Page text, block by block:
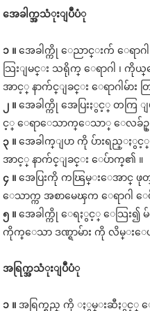
အေခါက္အသံုးျပဳပံု
၁ ။အေခါက္ကို ေညာင္းက် ေရာဂါ
သြးျမင္း သရိုက္ ေရာဂါ ၊
အာင့္ နာက်င္ျခင္း ေရာဂါမ်ား
၂ ။ အေခါက္ကို အေပြးႏွင့္ တကြ ျ
င့္ ေရာေသာက္ေသာ္ ေလခ်ဥ္
၃ ။အေခါက္ျပာ ကို ပ်ားရည္
အာင့္ နာက်င္ျခင္း ေပ်ာက္၏ ။
၄ ။ အေပြးကို ကၽြမ္းေအာင္ ဖု
ေသာက္က အစာမေၾက ေရာဂါ ေ
၅ ။အေခါက္ကို ေရႏွင့္ ေသြး၍ မ်က္စိ
ကိုက္ေသာ ဒဏ္ရာမ်ား ကို လိမ္းေ
အရြက္အသံုးျပဳပံု
၁ ။ အရြက္ရည္ ကို ႏွမ္းဆီႏွင့္ ေ